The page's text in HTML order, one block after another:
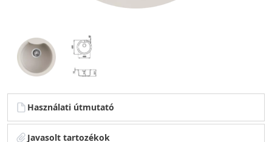
Használati útmutató
Javasolt tartozékok